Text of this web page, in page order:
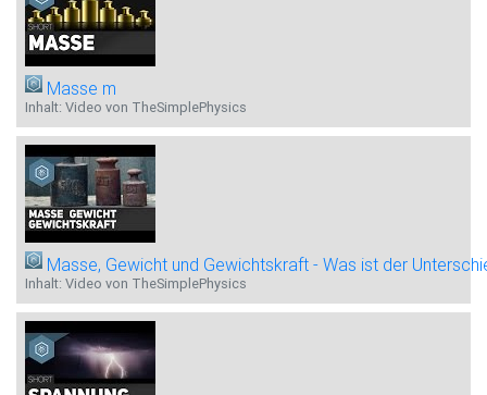
Masse m
Inhalt: Video von TheSimplePhysics
Masse, Gewicht und Gewichtskraft - Was ist der
Inhalt: Video von TheSimplePhysics